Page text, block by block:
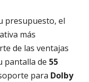
presupuesto, el
más
de las ventajas
pantalla de 55
para Dolby